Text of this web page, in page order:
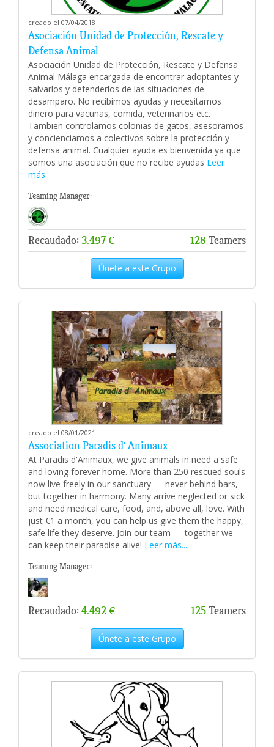
creado el 07/04/2018
Asociación Unidad de Protección, Rescate y
Defensa Animal
Asociación Unidad de Protección, Rescate y Defensa
Animal Málaga encargada de encontrar adoptantes y
salvarlos y defenderlos de las situaciones de
desamparo. No recibimos ayudas y necesitamos
dinero para vacunas, comida, veterinarios etc.
Tambien controlamos colonias de gatos, asesoramos
y concienciamos a colectivos sobre la protección y
defensa animal. Cualquier ayuda es bienvenida ya que
somos una asociación que no recibe ayudas Leer
más...
Teaming Manager:
Recaudado: 3.497 € 128 Teamers
Únete a este Grupo
creado el 08/01/2021
Association Paradis d' Animaux
At Paradis d'Animaux, we give animals in need a safe
and loving forever home. More than 250 rescued souls
now live freely in our sanctuary — never behind bars,
but together in harmony. Many arrive neglected or sick
and need medical care, food, and, above all, love. With
just €1 a month, you can help us give them the happy,
safe life they deserve. Join our team — together we
can keep their paradise alive! Leer más...
Teaming Manager:
Recaudado: 4.492 € 125Teamers
Únete a este Grupo